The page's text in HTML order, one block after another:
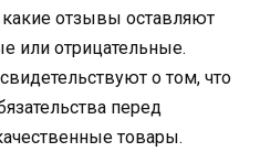
отзывы оставляют
или отрицательные.
о том, что
перед
товары.